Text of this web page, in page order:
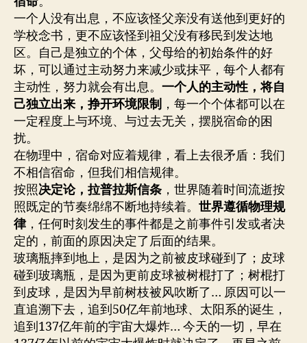
一个人没有出息，不应该怪父亲没有送他到更好的
学校念书，更不应该怪到祖父没有移民到发达地
区。自己是独立的个体，父母给的初始条件的好
坏，可以通过主动努力来减少或抹平，每个人都有
主动性，努力就会有出息。 一个人的主动性，将自
己独立出来，挣开环境限制 ，每一个个体都可以在
一定程度上与环境、与过去无关，摆脱宿命的困
扰。
在物理中，宿命对应着规律，看上去很矛盾：我们
不相信宿命，但我们相信规律。
按照决定论，拉普拉斯信条 ，世界随着时间流逝按
照既定的节奏绵绵不断地持续着。 世界遵循物理规
律，任何时刻发生的事件都是之前事件引发或者决
定的，前面的原因决定了后面的结果。
玻璃瓶摔到地上，是因为之前被皮球碰到了；皮球
碰到玻璃瓶，是因为更前皮球被树棍打了；树棍打
到皮球，是因为早前树枝被风吹断了… 原因可以一
直追溯下去，追到50亿年前地球、太阳系的诞生，
追到137亿年前的宇宙大爆炸… 今天的一切，早在